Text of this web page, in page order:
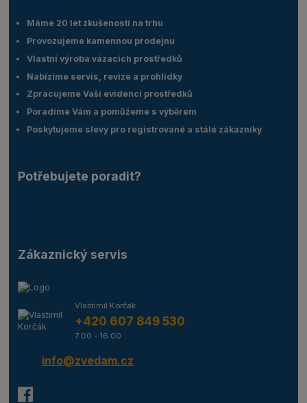
Máme 20 let zkušeností na trhu
Provozujeme kamennou prodejnu
Vlastní výroba vázacích prostředků
Nabízíme servis, revize a prohlídky
Zpracujeme Vaší evidenci prostředků
Poradíme Vám a pomůžeme s výběrem
Poskytujeme slevy pro registrované a stálé zákazníky
Potřebujete poradit?
Zákaznický servis
Vlastimil Korčák
+420 607 849 530
7:00 - 16:00
info@zvedam.cz